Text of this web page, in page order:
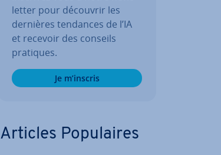
let­ter pour découvrir les
dernières tendances de l’IA
et recevoir des conseils
pratiques.
Je m’inscris
Articles Po­pu­laires